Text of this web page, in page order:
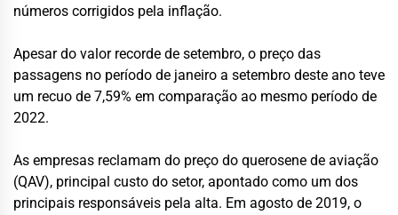
números corrigidos pela inflação.
Apesar do valor recorde de setembro, o preço das
passagens no período de janeiro a setembro deste ano teve
um recuo de 7,59% em comparação ao mesmo período de
2022.
As empresas reclamam do preço do querosene de aviação
(QAV), principal custo do setor, apontado como um dos
principais responsáveis pela alta. Em agosto de 2019, o